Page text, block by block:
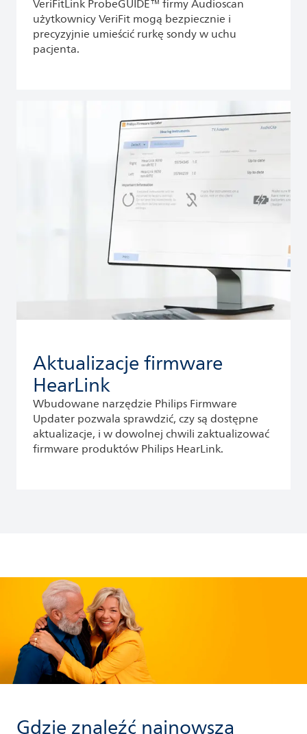
VeriFitLink ProbeGUIDE™ firmy Audioscan
użytkownicy VeriFit mogą bezpiecznie i
precyzyjnie umieścić rurkę sondy w uchu
pacjenta.
Aktualizacje firmware
HearLink
Wbudowane narzędzie Philips Firmware
Updater pozwala sprawdzić, czy są dostępne
aktualizacje, i w dowolnej chwili zaktualizować
firmware produktów Philips HearLink.
Gdzie znaleźć najnowszą